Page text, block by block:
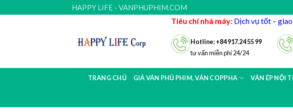
to
HAPPY LIFE - VANPHUPHIM.COM
Tiêu chí nhà máy: Dịch vụ tốt –
Hotline: +84 917.24 55 99
tư vấn miễn phí 24/24
TRANG CHỦ GIÁ VÁN PHỦ PHIM, VÁN COPPHA VÁN ÉP NỘI